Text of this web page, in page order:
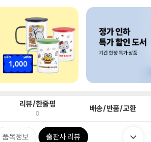
리뷰/한줄평
0 배송/반품/교환
품목정보 출판사 리뷰